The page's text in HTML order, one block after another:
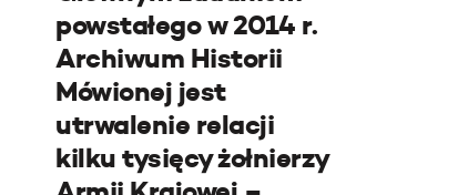
powstałego w 2014 r.
Archiwum Historii
Mówionej jest
utrwalenie relacji
kilku tysięcy żołnierzy